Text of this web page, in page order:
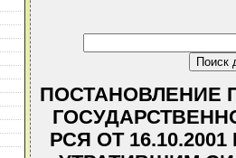
ПОСТАНОВЛЕНИЕ
РСЯ ОТ